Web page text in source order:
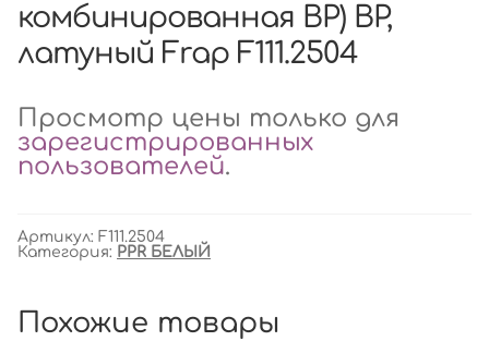
комбинированная ВР) ВР,
латуный Frap F111.2504
Просмотр цены только для
зарегистрированных
пользователей.
Артикул: F111.2504
Категория: PPR БЕЛЫЙ
Похожие товары